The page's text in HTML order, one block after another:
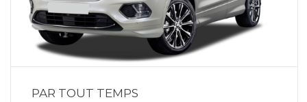
PAR TOUT TEMPS